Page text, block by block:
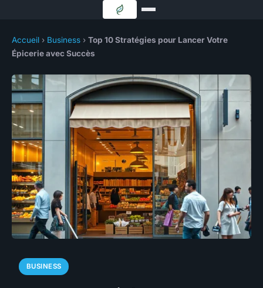
Accueil › Business › Top 10 Stratégies pour Lancer Votre
Épicerie avec Succès
BUSINESS